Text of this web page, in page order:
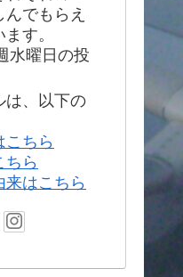
でもらえ
す。
水曜日の投
は、以下の
こちら
ちら
来はこちら